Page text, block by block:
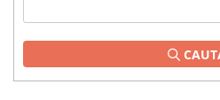
Planetară
Antrenare punte